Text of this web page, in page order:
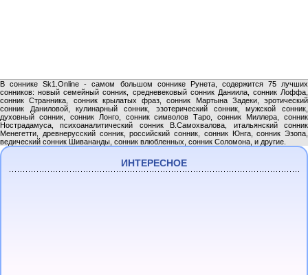
В соннике Sk1.Online - самом большом соннике Рунета, содержится 75 лучших
сонников: новый семейный сонник, средневековый сонник Даниила, сонник Лоффа,
сонник Странника, сонник крылатых фраз, сонник Мартына Задеки, эротический
сонник Даниловой, кулинарный сонник, эзотерический сонник, мужской сонник,
духовный сонник, сонник Лонго, сонник символов Таро, сонник Миллера, сонник
Нострадамуса, психоаналитический сонник В.Самохвалова, итальянский сонник
Менегетти, древнерусский сонник, российский сонник, сонник Юнга, сонник Эзопа,
ведический сонник Шивананды, сонник влюбленных, сонник Соломона, и другие.
ИНТЕРЕСНОЕ